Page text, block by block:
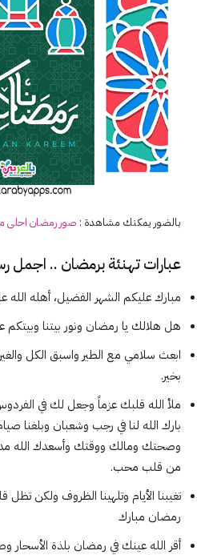
بالضور يمكنك مشاهدة : صور رمضان احلى
عبارات تهنئة برمضان .. اجمل
مبارك عليكم الشهر الفضيل، أهله الله
هل هلالك يا رمضان ونور بيتنا
ابعث سلامي مع الطير واسبق الكل
بخير.
ملأ الله قلبك عزماً وجعل لك في
بارك الله لنا في رجب وشعبان وبلغنا
وصحتك ومالك ووقتك وأسعدك الله
من قلب محب.
تغيبنا الأيام وتلهينا الظروف ولكن
رمضان مبارك
أقر الله عينك في رمضان بلذة الأسحار